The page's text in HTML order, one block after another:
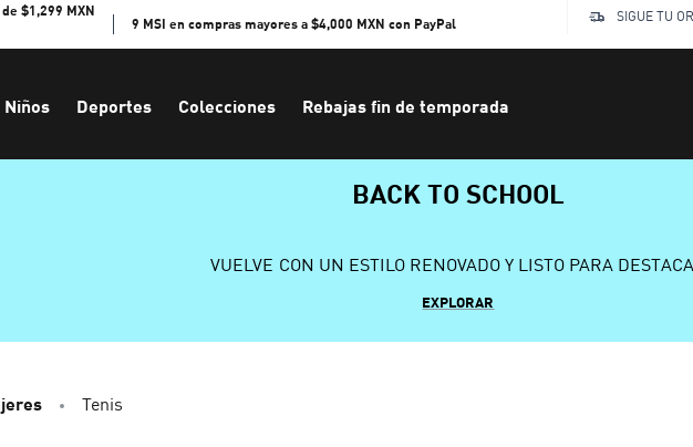
de $1,299 MXN
9 MSI en compras mayores a $4,000 MXN con PayPal
SIGUE TU
Niños Deportes Colecciones Rebajas fin de temporada
BACK TO SCHOOL
VUELVE CON UN ESTILO RENOVADO Y LISTO PARA
EXPLORAR
Tenis